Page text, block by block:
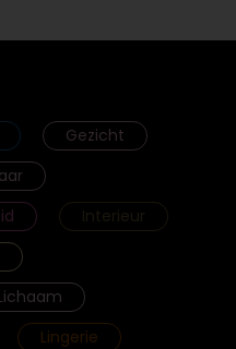
Gezicht
Interieur
Lingerie